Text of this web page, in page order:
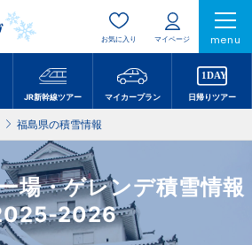
お気に入り マイページ menu
JR新幹線ツアー マイカープラン 日帰りツアー
福島県の積雪情報
場・ゲレンデ積雪情報
2026